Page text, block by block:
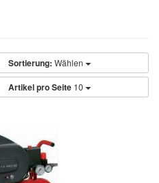
Sortierung: Wählen
Artikel pro Seite 10